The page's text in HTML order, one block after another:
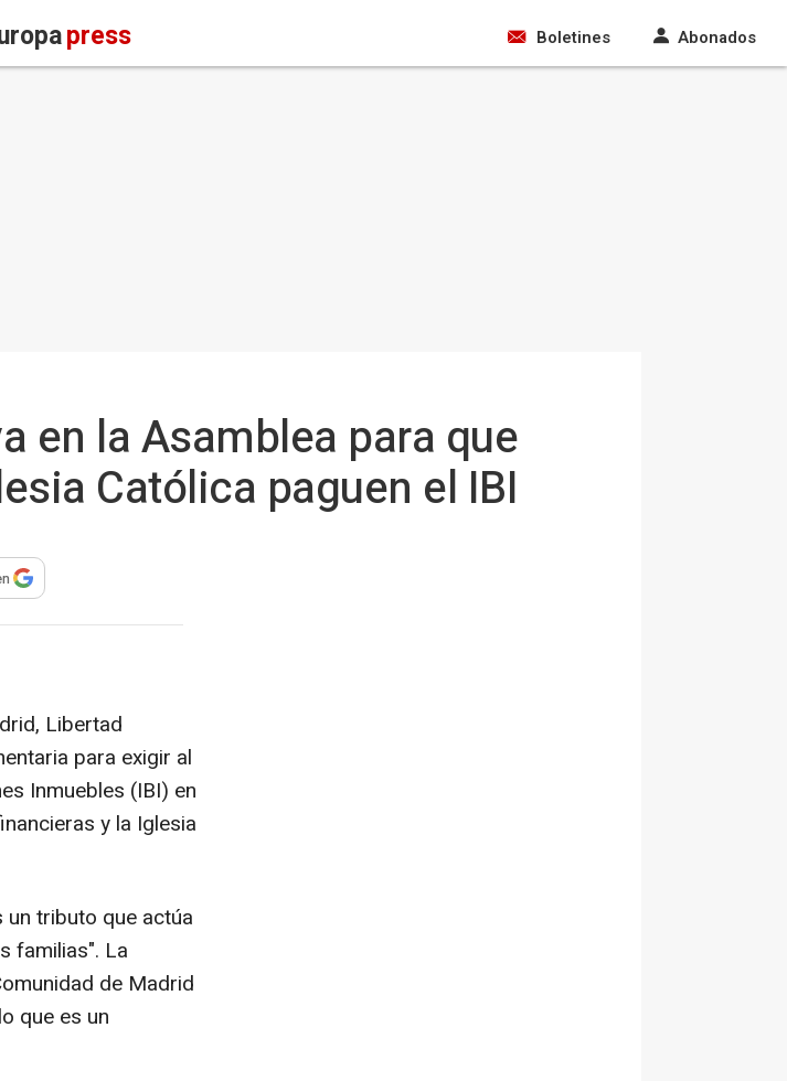
press Boletines Abonados
en la Asamblea para que
Católica paguen el IBI
Libertad
para exigir al
Inmuebles (IBI) en
y la Iglesia
un tributo que actúa
familias". La
de Madrid
que es un